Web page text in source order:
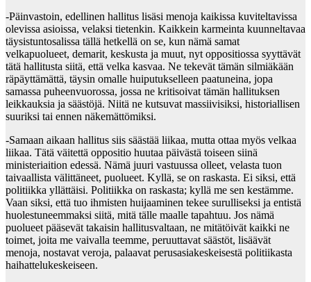
-Päinvastoin, edellinen hallitus lisäsi menoja kaikissa kuviteltavissa
olevissa asioissa, velaksi tietenkin. Kaikkein karmeinta kuunneltavaa
täysistuntosalissa tällä hetkellä on se, kun nämä samat
velkapuolueet, demarit, keskusta ja muut, nyt oppositiossa syyttävät
tätä hallitusta siitä, että velka kasvaa. Ne tekevät tämän silmiäkään
räpäyttämättä, täysin omalle huiputukselleen paatuneina, jopa
samassa puheenvuorossa, jossa ne kritisoivat tämän hallituksen
leikkauksia ja säästöjä. Niitä ne kutsuvat massiivisiksi, historiallisen
suuriksi tai ennen näkemättömiksi.
-Samaan aikaan hallitus siis säästää liikaa, mutta ottaa myös velkaa
liikaa. Tätä väitettä oppositio huutaa päivästä toiseen siinä
ministeriaition edessä. Nämä juuri vastuussa olleet, velasta tuon
taivaallista välittäneet, puolueet. Kyllä, se on raskasta. Ei siksi, että
politiikka yllättäisi. Politiikka on raskasta; kyllä me sen kestämme.
Vaan siksi, että tuo ihmisten huijaaminen tekee surulliseksi ja entistä
huolestuneemmaksi siitä, mitä tälle maalle tapahtuu. Jos nämä
puolueet pääsevät takaisin hallitusvaltaan, ne mitätöivät kaikki ne
toimet, joita me vaivalla teemme, peruuttavat säästöt, lisäävät
menoja, nostavat veroja, palaavat perusasiakeskeisestä politiikasta
haihattelukeskeiseen.